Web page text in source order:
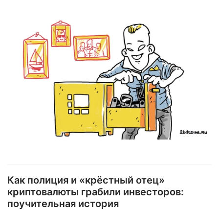
Как полиция и «крёстный отец»
криптовалюты грабили инвесторов:
поучительная история